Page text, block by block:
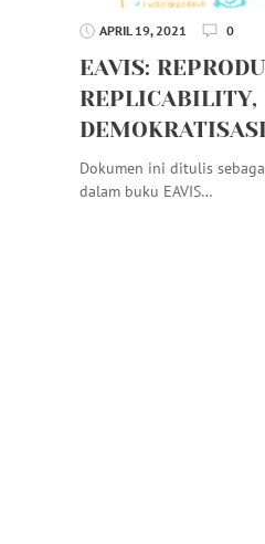
APRIL 19, 2021 0
EAVIS:
REPLICABILITY,
Dokumen ini ditulis
dalam buku EAVIS…